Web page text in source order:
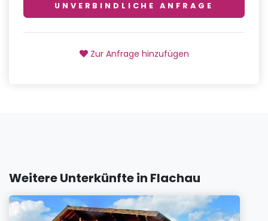
UNVERBINDLICHE ANFRAGE
Zur Anfrage hinzufügen
Weitere Unterkünfte in Flachau